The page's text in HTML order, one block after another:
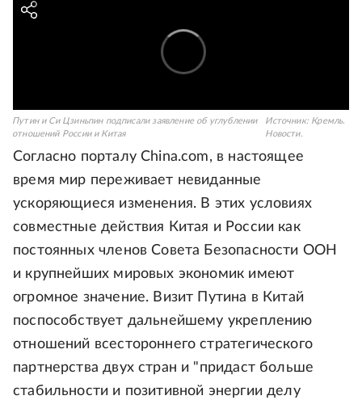
Путин и Си Цзиньпин подписали заявление об углублении
отношений России и Китая
Источник: Кремль.
Новости.
Согласно порталу China.com, в настоящее
время мир переживает невиданные
ускоряющиеся изменения. В этих условиях
совместные действия Китая и России как
постоянных членов Совета Безопасности ООН
и крупнейших мировых экономик имеют
огромное значение. Визит Путина в Китай
поспособствует дальнейшему укреплению
отношений всестороннего стратегического
партнерства двух стран и "придаст больше
стабильности и позитивной энергии делу